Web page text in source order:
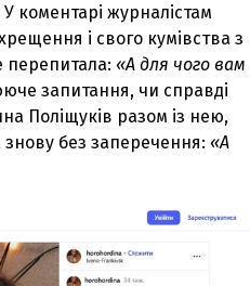
коментарі журналістам
і свого кумівства з
«А для чого вам
запитання, чи справді
Поліщуків разом із нею,
знову без заперечення: «А